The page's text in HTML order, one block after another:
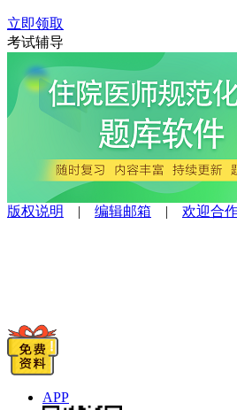
立即领取
考试辅导
版权说明 编辑邮箱 欢迎合
APP